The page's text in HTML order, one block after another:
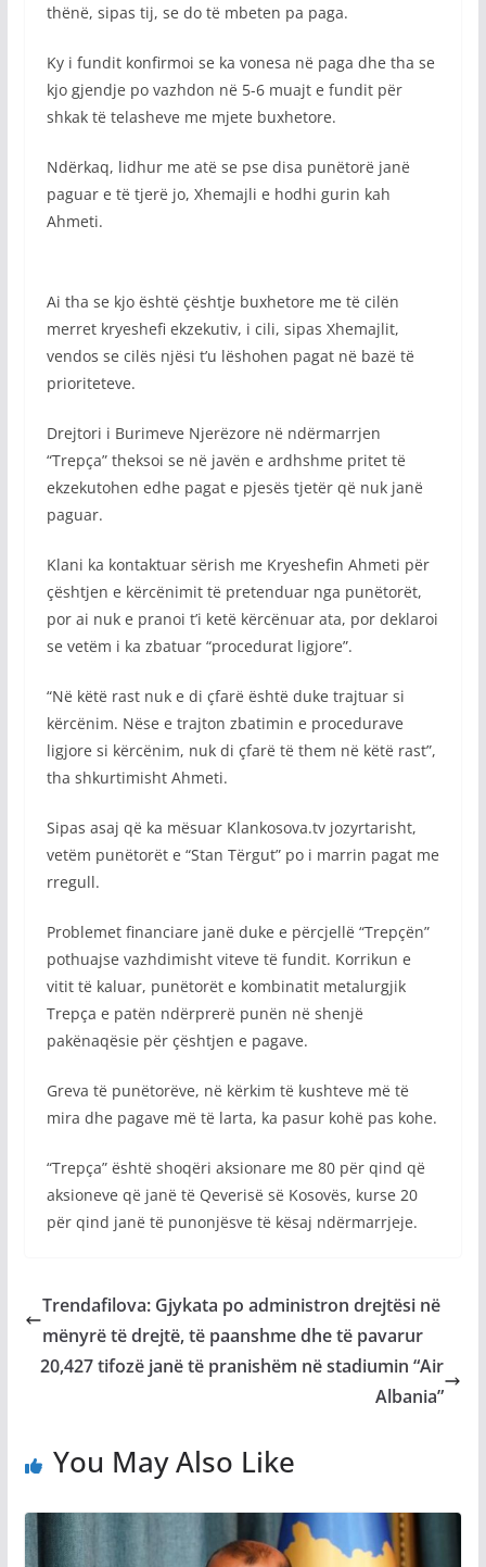
thënë, sipas tij, se do të mbeten pa paga.
Ky i fundit konfirmoi se ka vonesa në paga dhe tha se
kjo gjendje po vazhdon në 5-6 muajt e fundit për
shkak të telasheve me mjete buxhetore.
Ndërkaq, lidhur me atë se pse disa punëtorë janë
paguar e të tjerë jo, Xhemajli e hodhi gurin kah
Ahmeti.
Ai tha se kjo është çështje buxhetore me të cilën
merret kryeshefi ekzekutiv, i cili, sipas Xhemajlit,
vendos se cilës njësi t’u lëshohen pagat në bazë të
prioriteteve.
Drejtori i Burimeve Njerëzore në ndërmarrjen
“Trepça” theksoi se në javën e ardhshme pritet të
ekzekutohen edhe pagat e pjesës tjetër që nuk janë
paguar.
Klani ka kontaktuar sërish me Kryeshefin Ahmeti për
çështjen e kërcënimit të pretenduar nga punëtorët,
por ai nuk e pranoi t’i ketë kërcënuar ata, por deklaroi
se vetëm i ka zbatuar “procedurat ligjore”.
“Në këtë rast nuk e di çfarë është duke trajtuar si
kërcënim. Nëse e trajton zbatimin e procedurave
ligjore si kërcënim, nuk di çfarë të them në këtë rast”,
tha shkurtimisht Ahmeti.
Sipas asaj që ka mësuar Klankosova.tv jozyrtarisht,
vetëm punëtorët e “Stan Tërgut” po i marrin pagat me
rregull.
Problemet financiare janë duke e përcjellë “Trepçën”
pothuajse vazhdimisht viteve të fundit. Korrikun e
vitit të kaluar, punëtorët e kombinatit metalurgjik
Trepça e patën ndërprerë punën në shenjë
pakënaqësie për çështjen e pagave.
Greva të punëtorëve, në kërkim të kushteve më të
mira dhe pagave më të larta, ka pasur kohë pas kohe.
“Trepça” është shoqëri aksionare me 80 për qind që
aksioneve që janë të Qeverisë së Kosovës, kurse 20
për qind janë të punonjësve të kësaj ndërmarrjeje.
Trendafilova: Gjykata po administron drejtësi në
mënyrë të drejtë, të paanshme dhe të pavarur
20,427 tifozë janë të pranishëm në stadiumin “Air
Albania”
You May Also Like